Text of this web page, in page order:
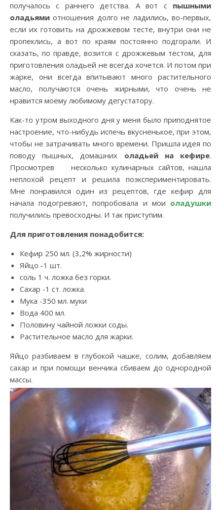
получалось с раннего детства. А вот с пышными
оладьями отношения долго не ладились, во-первых,
если их готовить на дрожжевом тесте, внутри они не
пропеклись, а вот по краям постоянно подгорали. И
сказать, по правде, возится с дрожжевым тестом, для
приготовления оладьей не всегда хочется. И потом при
жарке, они всегда впитывают много растительного
масло, получаются очень жирными, что очень не
нравится моему любимому дегустатору.
Как-то утром выходного дня у меня было приподнятое
настроение, что-нибудь испечь вкусненькое, при этом,
чтобы не затрачивать много времени. Пришла идея по
поводу пышных, домашних оладьей на кефире.
Просмотрев несколько кулинарных сайтов, нашла
неплохой рецепт и решила поэкспериментировать.
Мне понравился один из рецептов, где кефир для
начала подогревают, попробовала и мои оладушки
получились превосходны. И так приступим.
Для приготовления понадобится:
Кефир 250 мл. (3,2% жирности)
Яйцо -1 шт.
соль 1 ч. ложка без горки.
Сахар -1 ст. ложка.
Мука -350 мл. муки
Вода 400 мл.
Половину чайной ложки соды.
Растительное масло для жарки.
Яйцо разбиваем в глубокой чашке, солим, добавляем
сахар и при помощи венчика сбиваем до однородной
массы.